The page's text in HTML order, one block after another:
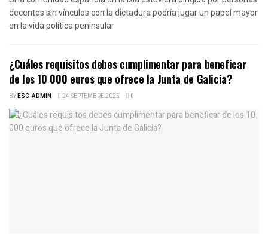
decentes sin vínculos con la dictadura podría jugar un papel mayor
en la vida política peninsular
¿Cuáles requisitos debes cumplimentar para beneficar
de los 10 000 euros que ofrece la Junta de Galicia?
BYESC-ADMIN 24 SEPTEMBRE 2025 0